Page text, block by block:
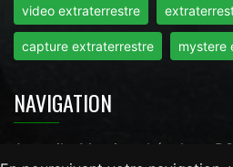
video extraterrestre
capture extraterrestre mystere
NAVIGATION
Accueil Mentions Légales